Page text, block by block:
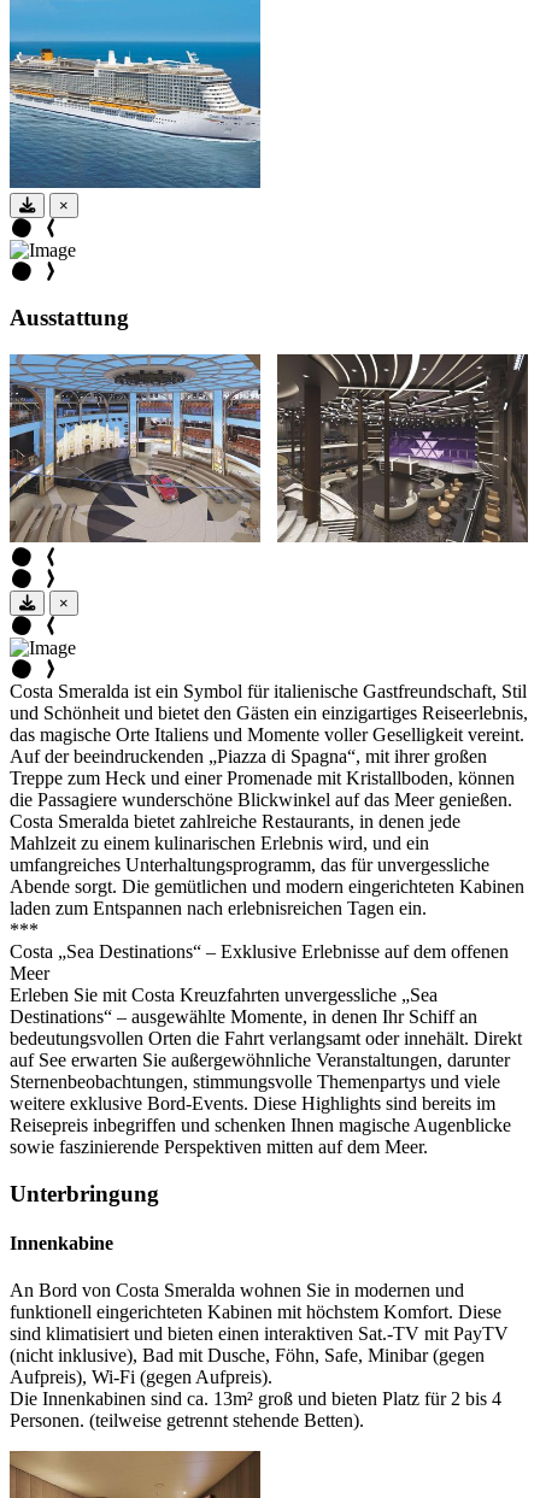
×
Ausstattung
×
Costa Smeralda ist ein Symbol für italienische Gastfreundschaft, Stil
und Schönheit und bietet den Gästen ein einzigartiges Reiseerlebnis,
das magische Orte Italiens und Momente voller Geselligkeit vereint.
Auf der beeindruckenden „Piazza di Spagna“, mit ihrer großen
Treppe zum Heck und einer Promenade mit Kristallboden, können
die Passagiere wunderschöne Blickwinkel auf das Meer genießen.
Costa Smeralda bietet zahlreiche Restaurants, in denen jede
Mahlzeit zu einem kulinarischen Erlebnis wird, und ein
umfangreiches Unterhaltungsprogramm, das für unvergessliche
Abende sorgt. Die gemütlichen und modern eingerichteten Kabinen
laden zum Entspannen nach erlebnisreichen Tagen ein.
***
Costa „Sea Destinations“ – Exklusive Erlebnisse auf dem offenen
Meer
Erleben Sie mit Costa Kreuzfahrten unvergessliche „Sea
Destinations“ – ausgewählte Momente, in denen Ihr Schiff an
bedeutungsvollen Orten die Fahrt verlangsamt oder innehält. Direkt
auf See erwarten Sie außergewöhnliche Veranstaltungen, darunter
Sternenbeobachtungen, stimmungsvolle Themenpartys und viele
weitere exklusive Bord-Events. Diese Highlights sind bereits im
Reisepreis inbegriffen und schenken Ihnen magische Augenblicke
sowie faszinierende Perspektiven mitten auf dem Meer.
Unterbringung
Innenkabine
An Bord von Costa Smeralda wohnen Sie in modernen und
funktionell eingerichteten Kabinen mit höchstem Komfort. Diese
sind klimatisiert und bieten einen interaktiven Sat.-TV mit PayTV
(nicht inklusive), Bad mit Dusche, Föhn, Safe, Minibar (gegen
Aufpreis), Wi-Fi (gegen Aufpreis).
Die Innenkabinen sind ca. 13m² groß und bieten Platz für 2 bis 4
Personen. (teilweise getrennt stehende Betten).